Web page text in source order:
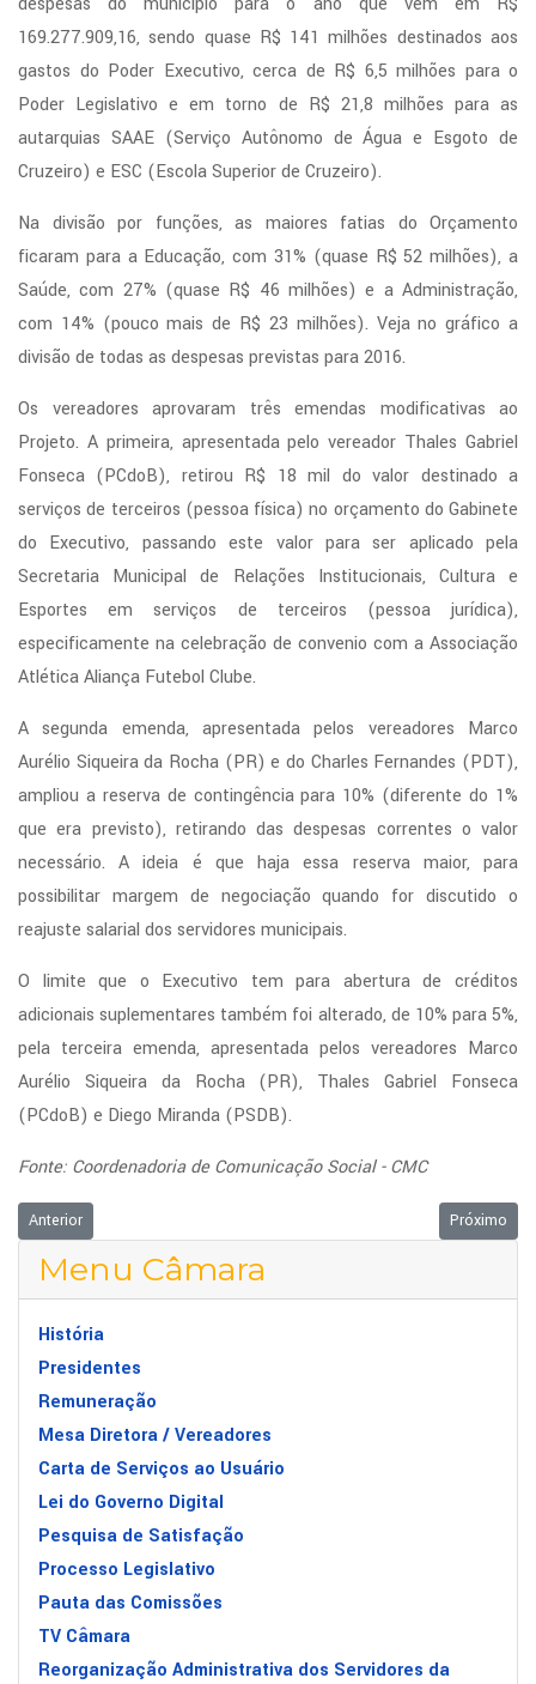
169.277.909,16, sendo quase R$ 141 milhões destinados aos
gastos do Poder Executivo, cerca de R$ 6,5 milhões para o
Poder Legislativo e em torno de R$ 21,8 milhões para as
autarquias SAAE (Serviço Autônomo de Água e Esgoto de
Cruzeiro) e ESC (Escola Superior de Cruzeiro).
Na divisão por funções, as maiores fatias do Orçamento
ficaram para a Educação, com 31% (quase R$ 52 milhões), a
Saúde, com 27% (quase R$ 46 milhões) e a Administração,
com 14% (pouco mais de R$ 23 milhões). Veja no gráfico a
divisão de todas as despesas previstas para 2016.
Os vereadores aprovaram três emendas modificativas ao
Projeto. A primeira, apresentada pelo vereador Thales Gabriel
Fonseca (PCdoB), retirou R$ 18 mil do valor destinado a
serviços de terceiros (pessoa física) no orçamento do Gabinete
do Executivo, passando este valor para ser aplicado pela
Secretaria Municipal de Relações Institucionais, Cultura e
Esportes em serviços de terceiros (pessoa jurídica),
especificamente na celebração de convenio com a Associação
Atlética Aliança Futebol Clube.
A segunda emenda, apresentada pelos vereadores Marco
Aurélio Siqueira da Rocha (PR) e do Charles Fernandes (PDT),
ampliou a reserva de contingência para 10% (diferente do 1%
que era previsto), retirando das despesas correntes o valor
necessário. A ideia é que haja essa reserva maior, para
possibilitar margem de negociação quando for discutido o
reajuste salarial dos servidores municipais.
O limite que o Executivo tem para abertura de créditos
adicionais suplementares também foi alterado, de 10% para 5%,
pela terceira emenda, apresentada pelos vereadores Marco
Aurélio Siqueira da Rocha (PR), Thales Gabriel Fonseca
(PCdoB) e Diego Miranda (PSDB).
Fonte: Coordenadoria de Comunicação Social - CMC
Artigo anterior: Presidente da FeComerciários, Luiz Carlos Motta,
Anterior Próximo
Próximo
Menu Câmara
História
Presidentes
Remuneração
Mesa Diretora / Vereadores
Carta de Serviços ao Usuário
Lei do Governo Digital
Pesquisa de Satisfação
Processo Legislativo
Pauta das Comissões
TV Câmara
Reorganização Administrativa dos Servidores da